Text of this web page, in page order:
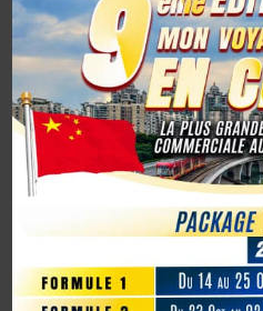
Coopération sino-ivoirienne :
siège du centre d’affaires YUE
(YABA) à Guangzhou
Coopération Sino-Ivoirienne :
Ambassadeur de la Côte d’Ivoire
diplomatique
1er octobre 2025, la Chine
La Chine fête les 80 ans de la